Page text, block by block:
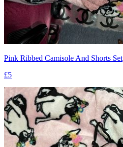
Pink Ribbed Camisole And Shorts Set
£5